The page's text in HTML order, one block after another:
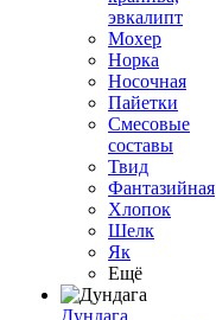
эвкалипт
Мохер
Норка
Носочная
Пайетки
Смесовые
составы
Твид
Фантазийная
Хлопок
Шелк
Як
Ещё
Дундага